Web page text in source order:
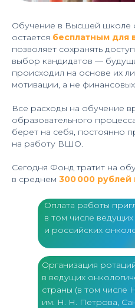
Обучение в Высшей школе
остается бесплатным для
позволяет сохранять
выбор кандидатов —
происходил на основе их
мотивации, а не
Все расходы на обучение
образовательного
берет на себя, постоянно
на работу ВШО.
Сегодня Фонд тратит на
в среднем 300 000 рублей
Организация
в ведущих
страны (в том
им. Н. Н. Петрова,
Оплата работы
в том числе
и российских